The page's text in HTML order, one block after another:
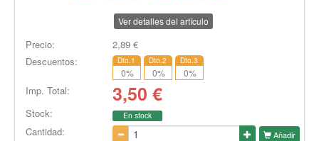
Ver detalles del artículo
Precio: 2,89€
Descuentos:
Dto.1
0%
Dto.2
0%
Dto.3
0%
Imp. Total: 3,50 €
Stock: En stock
Cantidad: Añadir